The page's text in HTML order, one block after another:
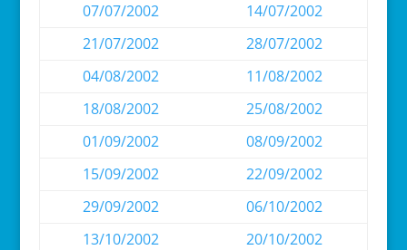
07/07/2002
14/07/2002
21/07/2002
28/07/2002
04/08/2002
11/08/2002
18/08/2002
25/08/2002
01/09/2002
08/09/2002
15/09/2002
22/09/2002
29/09/2002
06/10/2002
13/10/2002
20/10/2002